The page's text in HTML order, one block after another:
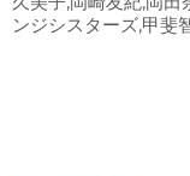
ンジシスターズ,甲斐